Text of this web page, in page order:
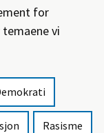
for
vi
Rasisme